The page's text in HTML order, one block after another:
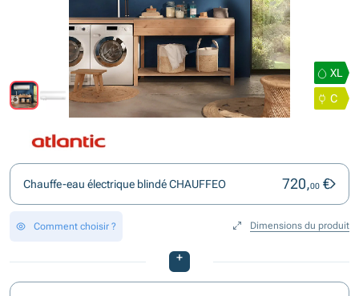
XL
C
Chauffe-eau électrique blindé CHAUFFEO 720,00 €
Comment choisir ? Dimensions du produit
+